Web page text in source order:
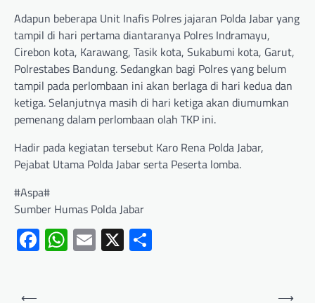
Adapun beberapa Unit Inafis Polres jajaran Polda Jabar yang
tampil di hari pertama diantaranya Polres Indramayu,
Cirebon kota, Karawang, Tasik kota, Sukabumi kota, Garut,
Polrestabes Bandung. Sedangkan bagi Polres yang belum
tampil pada perlombaan ini akan berlaga di hari kedua dan
ketiga. Selanjutnya masih di hari ketiga akan diumumkan
pemenang dalam perlombaan olah TKP ini.
Hadir pada kegiatan tersebut Karo Rena Polda Jabar,
Pejabat Utama Polda Jabar serta Peserta lomba.
#Aspa#
Sumber Humas Polda Jabar
Facebook
WhatsApp
Email
X
⟵
⟶